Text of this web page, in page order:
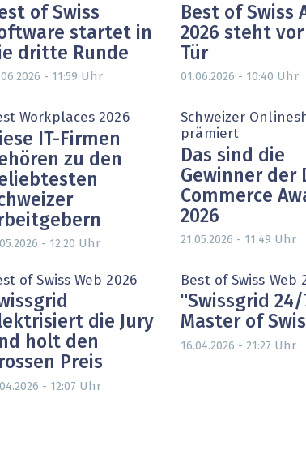
of Swiss
startet in
dritte Runde
- 11:59 Uhr
Best of Swiss
2026 steht
Tür
01.06.2026 - 10:40 Uhr
Workplaces 2026
IT-Firmen
zu den
- 12:20 Uhr
Schweizer
prämiert
Das sind die
Gewinner der
Commerce
2026
21.05.2026 - 11:49 Uhr
of Swiss Web 2026
die Jury
holt den
Preis
- 12:07 Uhr
Best of Swiss Web
"Swissgrid
Master of
16.04.2026 - 21:27 Uhr